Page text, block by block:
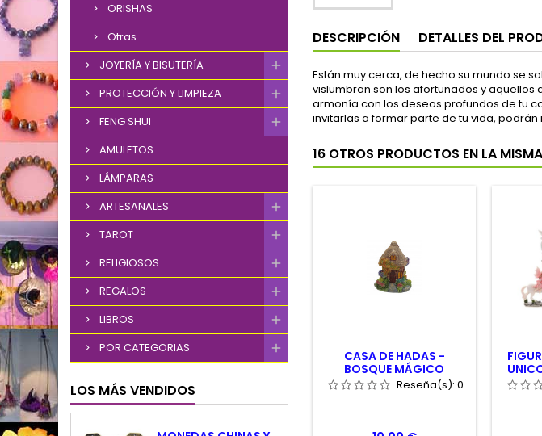
ORISHAS
Otras
JOYERÍA Y BISUTERÍA
PROTECCIÓN Y LIMPIEZA
FENG SHUI
AMULETOS
LÁMPARAS
ARTESANALES
TAROT
RELIGIOSOS
REGALOS
LIBROS
POR CATEGORIAS
LOS MÁS VENDIDOS
DESCRIPCIÓN DETALLES DEL
Están muy cerca, de hecho su mundo se
vislumbran son los afortunados y aquellos
armonía con los deseos profundos de tu
invitarlas a formar parte de tu vida,
16 OTROS PRODUCTOS EN LA
CASA DE HADAS -
BOSQUE MÁGICO
CABAÑA DE HADAS
Reseña(s): 0